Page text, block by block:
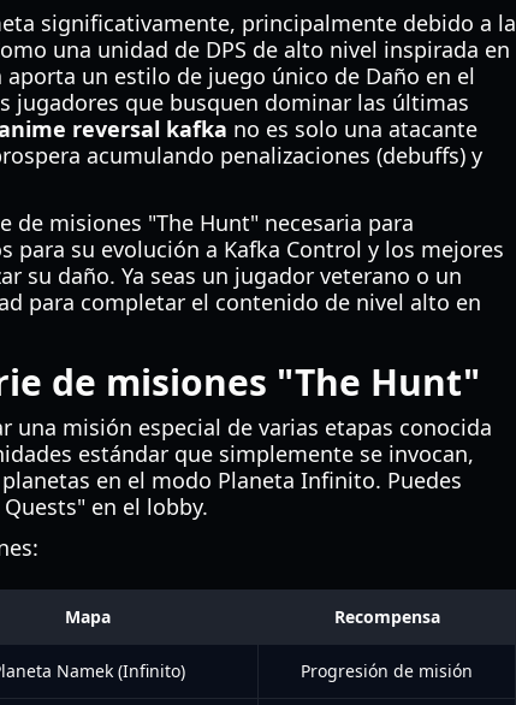
significativamente, principalmente debido a la
una unidad de DPS de alto nivel inspirada en
aporta un estilo de juego único de Daño en el
jugadores que busquen dominar las últimas
reversal kafka no es solo una atacante
acumulando penalizaciones (debuffs) y
de misiones "The Hunt" necesaria para
para su evolución a Kafka Control y los mejores
su daño. Ya seas un jugador veterano o un
para completar el contenido de nivel alto en
de misiones "The Hunt"
una misión especial de varias etapas conocida
estándar que simplemente se invocan,
en el modo Planeta Infinito. Puedes
en el lobby.
Mapa Recompensa
Namek (Infinito) Progresión de misión